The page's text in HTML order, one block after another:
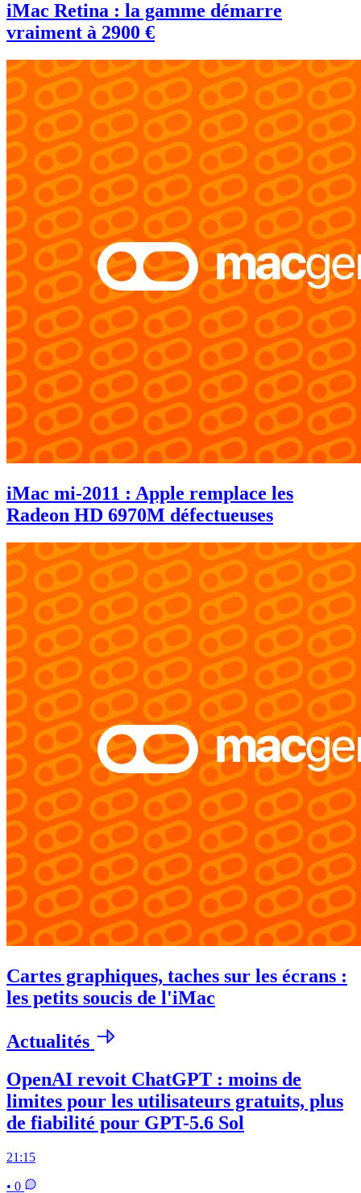
iMac Retina : la gamme démarre
vraiment à 2900 €
iMac mi-2011 : Apple remplace les
Radeon HD 6970M défectueuses
Cartes graphiques, taches sur les écrans :
les petits soucis de l'iMac
Actualités
OpenAI revoit ChatGPT : moins de
limites pour les utilisateurs gratuits, plus
de fiabilité pour GPT-5.6 Sol
21:15
• 0